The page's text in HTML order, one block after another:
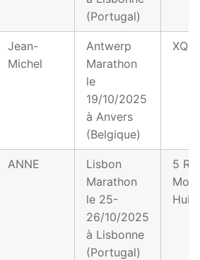
(Portugal)
Jean-
Michel
Antwerp
Marathon
le
19/10/2025
à Anvers
(Belgique)
ANNE
Lisbon
Marathon
le 25-
26/10/2025
à Lisbonne
(Portugal)
5
Huile